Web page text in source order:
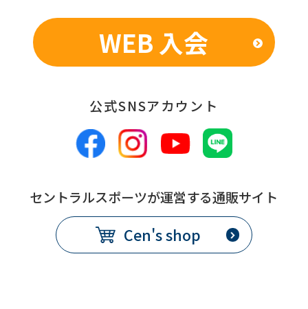
WEB 入会
公式SNSアカウント
セントラルスポーツが運営する通販サイト
Cen's shop